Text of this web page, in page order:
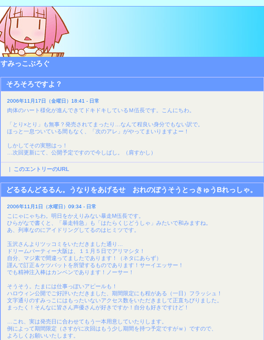
すみっこぶろぐ
そろそろですよ？
2006年11月17日（金曜日）18:41 - 日常
肉体のハート様化が進んできてドキドキしているＭ伍長です。こんにちわ。
「とり×とり」も無事？発売されてまったり…なんて程良い身分でもない訳で。
ほっと一息ついている間もなく、「次のアレ」がやってまいりますよー！
しかしてその実態はっ！
…次回更新にて、公開予定ですので今しばし。（肩すかし）
| このエントリーのURL
どるるんどるるん。うなりをあげるせ おれのぼうそうとっきゅうBれっしゃ。
2006年11月1日（水曜日）09:34 - 日常
こにゃにゃちわ。明日をかえりみない暴走M伍長です。
ひらがなで書くと、「暴走特急」も「はたらくじどうしゃ」みたいで和みますね。
あ、列車なのにアイドリングしてるのはヒミツです。
玉沢さんよりツッコミをいただきました通り…
ドリームパーティー大阪は、１１月５日でアリマシタ！
自分、マジ素で間違ってましたであります！（ネタにあらず）
謹んで訂正＆ケツバットを所望するものであります！サーイエッサー！
でも精神注入棒はカンベンであります！ノーサー！
そうそう。たまには仕事っぽいアピールも！
ハロウィン公開でご好評いただきました、期間限定にも程がある（一日）フラッシュ！
文字通りのすみっこにはもったいないアクセス数をいただきまして正直ちびりました。
まったく！そんなに皆さん声優さんが好きですか！自分も好きですけど！
…これ、実は発売日に合わせてもう一本用意していたりします。
例によって期間限定（さすがに次回はもう少し期間を持つ予定ですがｗ）ですので、
よろしくお願いいたします。